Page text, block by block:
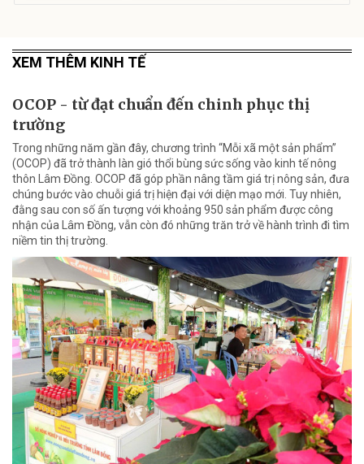
XEM THÊM KINH TẾ
OCOP - từ đạt chuẩn đến chinh phục thị
trường
Trong những năm gần đây, chương trình “Mỗi xã một sản phẩm”
(OCOP) đã trở thành làn gió thổi bùng sức sống vào kinh tế nông
thôn Lâm Đồng. OCOP đã góp phần nâng tầm giá trị nông sản, đưa
chúng bước vào chuỗi giá trị hiện đại với diện mạo mới. Tuy nhiên,
đằng sau con số ấn tượng với khoảng 950 sản phẩm được công
nhận của Lâm Đồng, vẫn còn đó những trăn trở về hành trình đi tìm
niềm tin thị trường.